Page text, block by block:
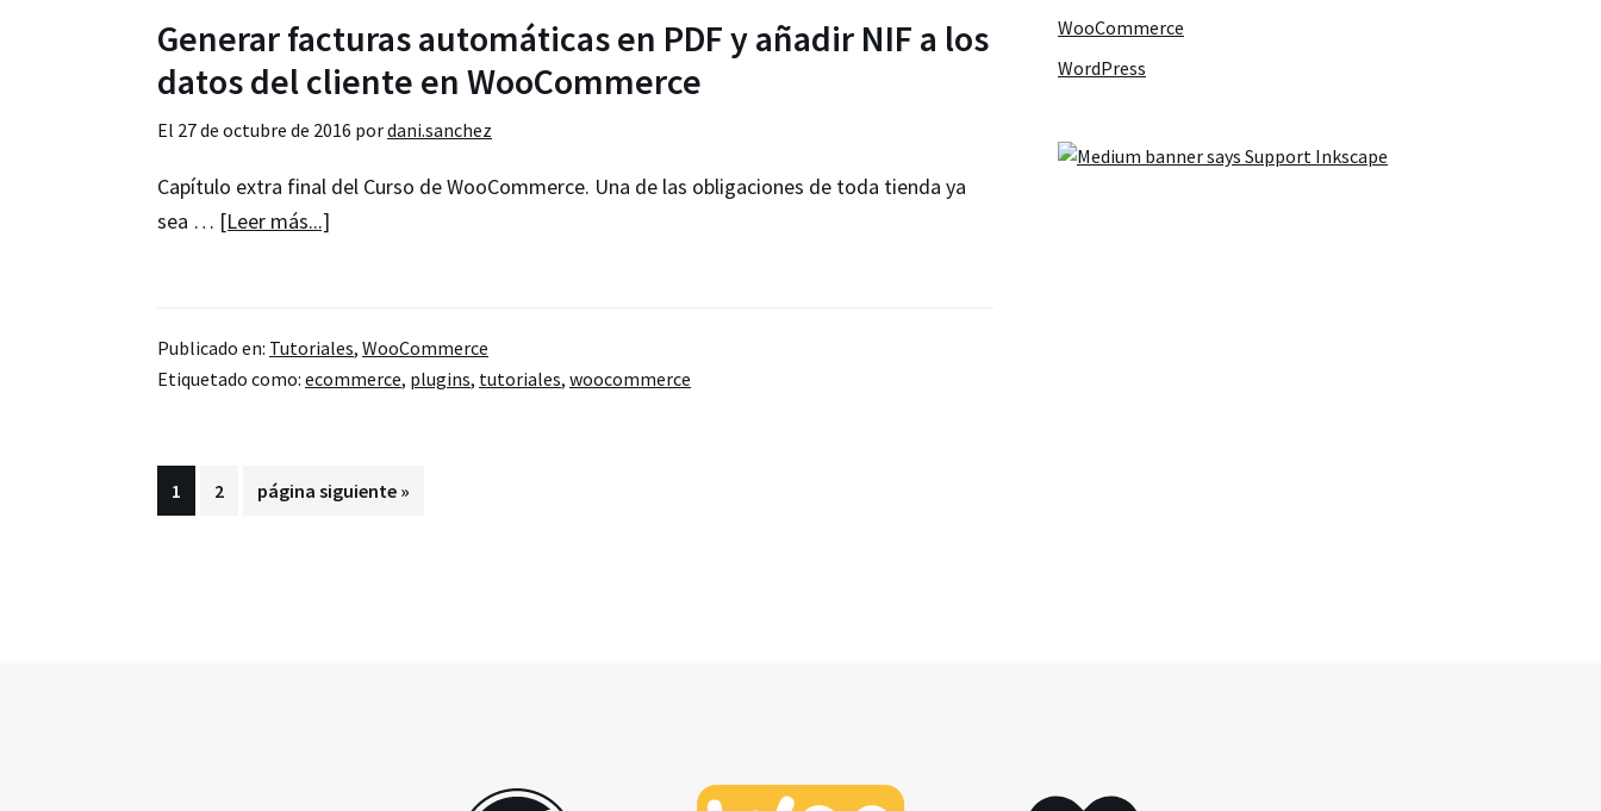
tienda
online
Generar facturas automáticas en PDF y añadir NIF a los
datos del cliente en WooCommerce
El 27 de octubre de 2016 pordani.sanchez
Capítulo extra final del Curso de WooCommerce. Una de las obligaciones de toda tienda ya
sea … [Leer más...]
automáticas
en
añadir
Publicado en: Tutoriales, WooCommerce
Etiquetado como: ecommerce, plugins, tutoriales, woocommerce
Página
1 Página
2
Ir
página siguiente »
WooCommerce
WordPress